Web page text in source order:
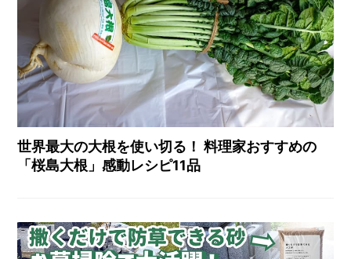
世界最大の大根を使い切る！ 料理家おすすめの
「桜島大根」感動レシピ11品